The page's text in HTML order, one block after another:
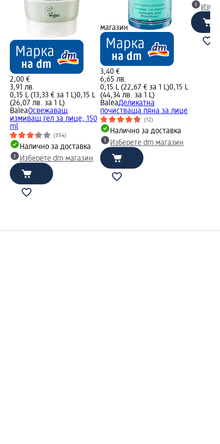
2,00 €
3,91 лв.
0,15 L (13,33 € за 1 L)0,15 L
(26,07 лв. за 1 L)
BaleaОсвежаващ
измиващ гел за лице, 150
ml
(354)
Налично за доставка
Изберете dm магазин
магазин
3,40 €
6,65 лв.
0,15 L (22,67 € за 1 L)0,15 L
(44,34 лв. за 1 L)
BaleaДеликатна
почистваща пяна за лице
(12)
Налично за доставка
Изберете dm магазин